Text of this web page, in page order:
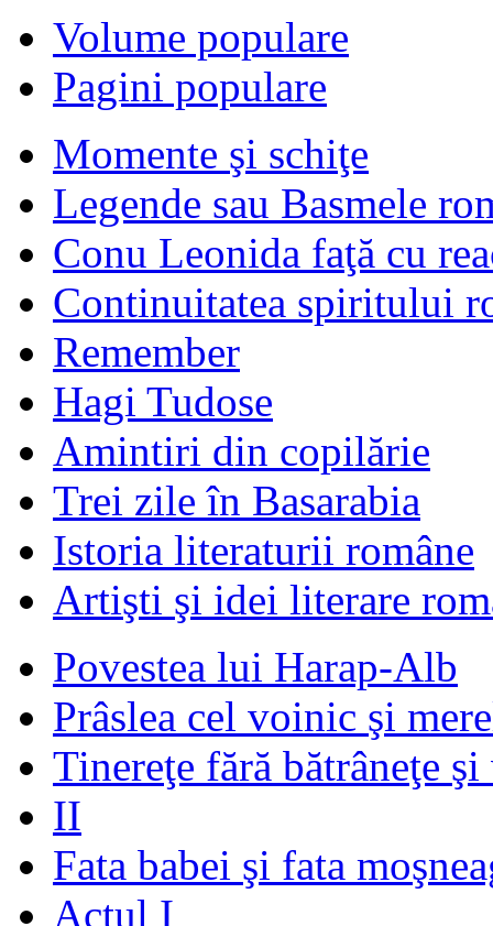
Volume populare
Pagini populare
Momente şi schiţe
Legende sau Basmele
Conu Leonida faţă cu
Continuitatea spiritului
Remember
Hagi Tudose
Amintiri din copilărie
Trei zile în Basarabia
Istoria literaturii române
Artişti şi idei literare
Povestea lui Harap-Alb
Prâslea cel voinic şi
Tinereţe fără bătrâneţe
II
Fata babei şi fata
Actul I